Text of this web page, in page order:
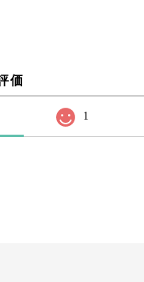
価
1